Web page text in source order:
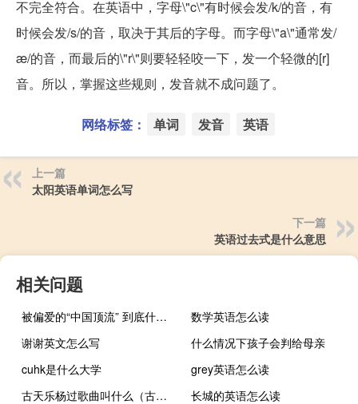
不完全符合。在英语中，字母\"c\"有时候会发/k/的音，有
时候会发/s/的音，取决于其后的字母。而字母\"a\"通常发/
æ/的音，而最后的\"r\"则要轻轻咬一下，发一个轻微的[r]
音。所以，掌握这些规则，发音就不成问题了。
网络标签： 单词 发音 英语
上一篇
太阳英语单词怎么写
下一篇
英语过去式是什么意思
相关问题
被偏爱的“中国顶流” 到底什么情况嘞
数学英语怎么读
谢谢英文怎么写
什么情况下孩子会判给母亲
cuhk是什么大学
grey英语怎么读
古天乐杨过歌曲叫什么（古天乐杨过歌曲）
长城的英语怎么读